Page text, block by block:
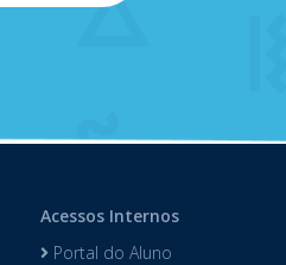
Acessos Internos
Portal do Aluno